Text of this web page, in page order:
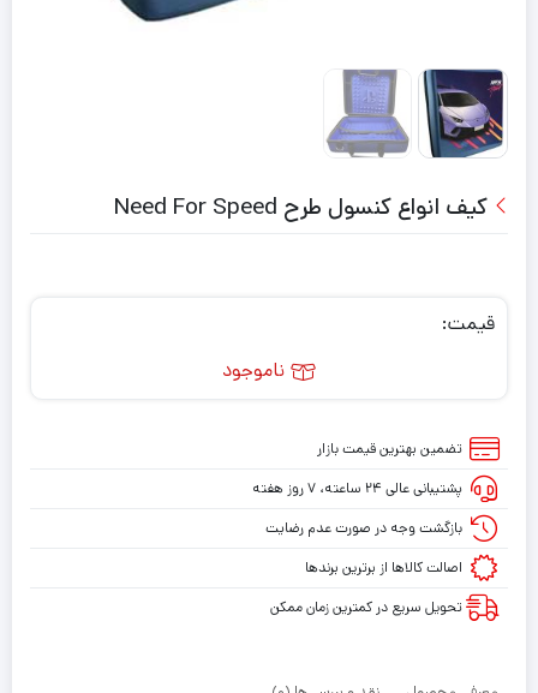
کیف انواع کنسول طرح Need For Speed
قیمت:
ناموجود
تضمین بهترین قیمت بازار
پشتیبانی عالی ۲۴ ساعته، ۷ روز هفته
بازگشت وجه در صورت عدم رضایت
اصالت کالاها از برترین برندها
تحویل سریع در کمترین زمان ممکن